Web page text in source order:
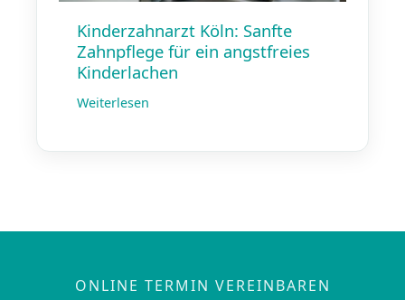
Kinderzahnarzt Köln: Sanfte
Zahnpflege für ein angstfreies
Kinderlachen
Weiterlesen
ONLINE TERMIN VEREINBAREN